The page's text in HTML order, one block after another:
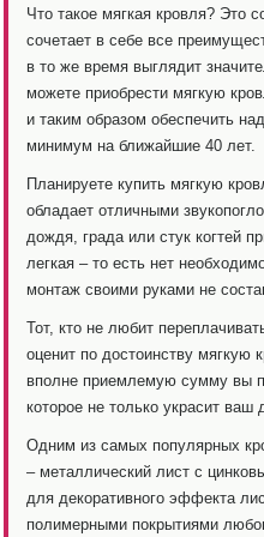
Что такое мягкая кровля? Это
сочетает в себе все
в то же время выглядит
можете приобрести мягкую
и таким образом обеспечить
минимум на ближайшие 40 лет.
Планируете купить мягкую
обладает отличными
дождя, града или стук когтей
легкая – то есть нет
монтаж своими руками не
Тот, кто не любит
оценит по достоинству мягкую
вполне приемлемую сумму вы
которое не только украсит
Одним из самых популярных
– металлический лист с
для декоративного эффекта
полимерными покрытиями